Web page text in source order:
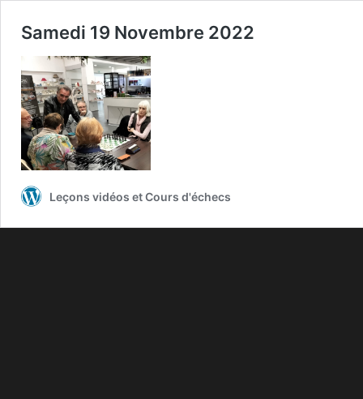
Samedi 19 Novembre 2022
Leçons vidéos et Cours d'échecs